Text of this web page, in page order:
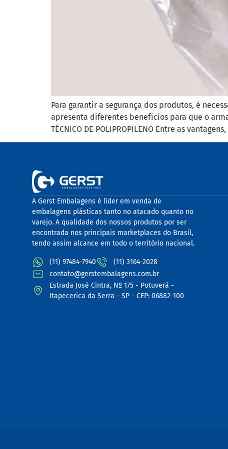
Para garantir a segurança dos produtos, é
apresenta diferentes benefícios para que o
TÉCNICO DE POLIPROPILENO Entre as
A Gerst Embalagens é líder em venda de
embalagens plásticas tanto no atacado quanto no
varejo. A qualidade dos nossos produtos por ser
encontrada nos principais marketplaces do Brasil,
tendo assim alcance em todo o território nacional.
(11) 97484-7940
(11) 3164-2028
contato@gerstembalagens.com.br
Estrada José Cintra, Nº 175 - Potuverá -
Itapecerica da Serra - SP - CEP: 06882-100